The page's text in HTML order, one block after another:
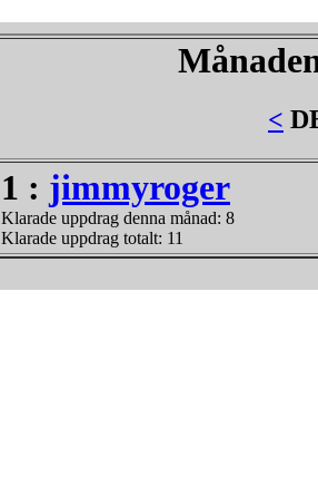
<
1 : jimmyroger
Klarade uppdrag denna månad: 8
Klarade uppdrag totalt: 11